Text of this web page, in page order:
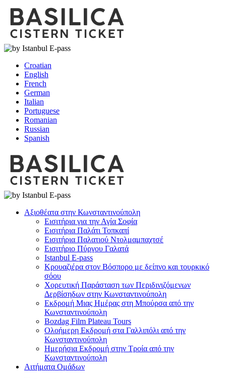
Croatian
English
French
German
Italian
Portuguese
Romanian
Russian
Spanish
Αξιοθέατα στην Κωνσταντινούπολη
Εισιτήρια για την Αγία Σοφία
Εισιτήρια Παλάτι Τοπκαπί
Εισιτήρια Παλατιού Ντολμαμπαχτσέ
Εισιτήριο Πύργου Γαλατά
Istanbul E-pass
Κρουαζιέρα στον Βόσπορο με δείπνο και τουρκικό
σόου
Χορευτική Παράσταση των Περιδινιζόμενων
Δερβίσηδων στην Κωνσταντινούπολη
Εκδρομή Μιας Ημέρας στη Μπούρσα από την
Κωνσταντινούπολη
Bozdag Film Plateau Tours
Ολοήμερη Εκδρομή στα Γαλλιπόλι από την
Κωνσταντινούπολη
Ημερήσια Εκδρομή στην Τροία από την
Κωνσταντινούπολη
Αιτήματα Ομάδων